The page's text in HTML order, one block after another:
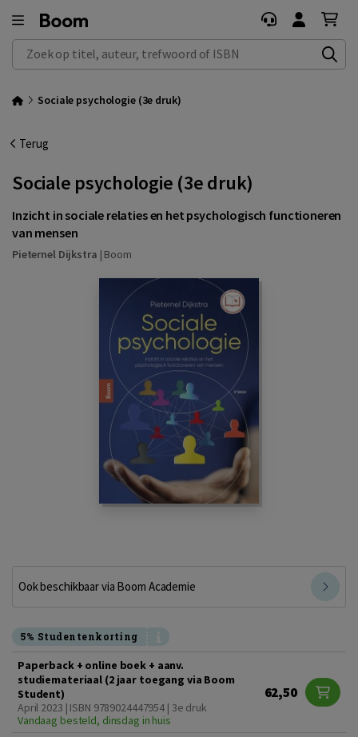
Zoek op titel, auteur, trefwoord of ISBN
Sociale psychologie (3e druk)
Terug
Sociale psychologie (3e druk)
Inzicht in sociale relaties en het psychologisch functioneren
van mensen
Pieternel Dijkstra | Boom
Ook beschikbaar via Boom Academie
5% Studentenkorting
Paperback + online boek + aanv.
studiemateriaal (2 jaar toegang via Boom
Student)
April 2023 | ISBN 9789024447954 | 3e druk
Vandaag besteld, dinsdag in huis
62,50